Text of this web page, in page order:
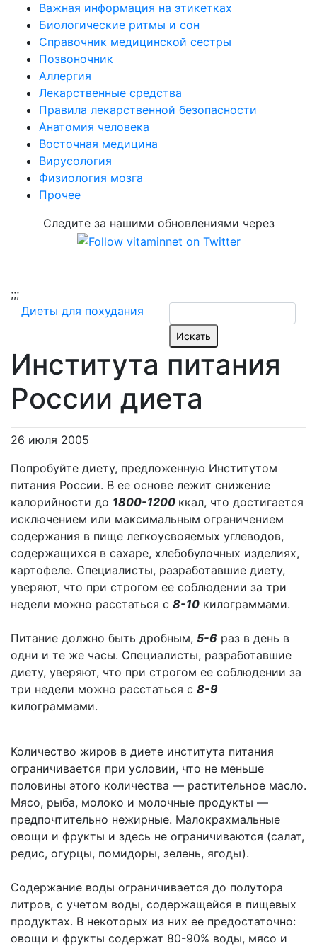
Важная информация на этикетках
Биологические ритмы и сон
Справочник медицинской сестры
Позвоночник
Аллергия
Лекарственные средства
Правила лекарственной безопасности
Aнатомия человека
Восточная медицина
Вирусология
Физиология мозга
Прочее
Следите за нашими обновлениями через
;;;
Диеты для похудания
Института питания
России диета
26 июля 2005
Попробуйте диету, предложенную Институтом
питания России. В ее основе лежит снижение
калорийности до 1800-1200 ккал, что достигается
исключением или максимальным ограничением
содержания в пище легкоусвояемых углеводов,
содержащихся в сахаре, хлебобулочных изделиях,
картофеле. Специалисты, разработавшие диету,
уверяют, что при строгом ее соблюдении за три
недели можно расстаться с 8-10 килограммами.
Питание должно быть дробным, 5-6 раз в день в
одни и те же часы. Специалисты, разработавшие
диету, уверяют, что при строгом ее соблюдении за
три недели можно расстаться с 8-9
килограммами.
Количество жиров в диете института питания
ограничивается при условии, что не меньше
половины этого количества — растительное масло.
Мясо, рыба, молоко и молочные продукты —
предпочтительно нежирные. Малокрахмальные
овощи и фрукты и здесь не ограничиваются (салат,
редис, огурцы, помидоры, зелень, ягоды).
Содержание воды ограничивается до полутора
литров, с учетом воды, содержащейся в пищевых
продуктах. В некоторых из них ее предостаточно:
овощи и фрукты содержат 80-90% воды, мясо и